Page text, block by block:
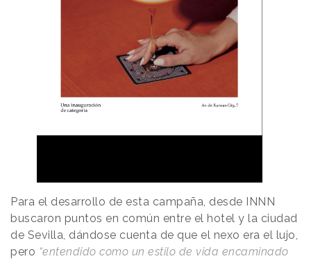
Para el desarrollo de esta campaña, desde INNN
buscaron puntos en común entre el hotel y la ciudad
de Sevilla, dándose cuenta de que el nexo era el lujo,
pero “entendido como un estilo de vida encaminado